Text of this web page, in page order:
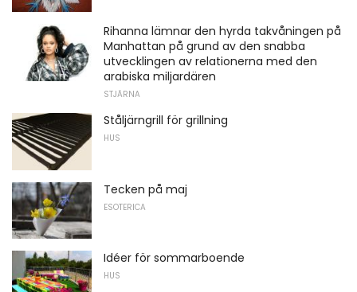
Rihanna lämnar den hyrda takvåningen på
Manhattan på grund av den snabba
utvecklingen av relationerna med den
arabiska miljardären
STJÄRNA
Ståljärngrill för grillning
HUS
Tecken på maj
ESOTERICA
Idéer för sommarboende
HUS